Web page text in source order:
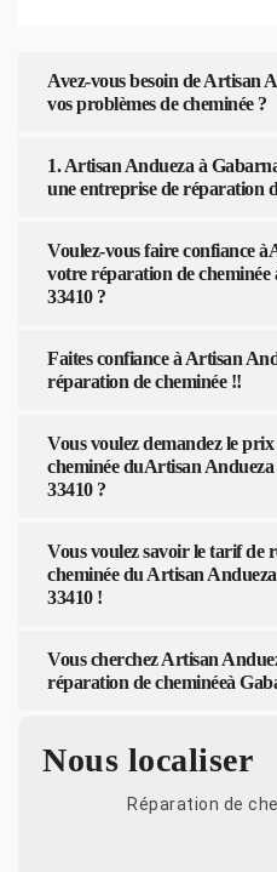
Avez-vous besoin de Artisan
vos problèmes de cheminée ?
1. Artisan Andueza à
une entreprise de réparation
Voulez-vous faire confiance
votre réparation de cheminée
33410 ?
Faites confiance à Artisan
réparation de cheminée !!
Vous voulez demandez le
cheminée duArtisan
33410 ?
Vous voulez savoir le tarif de
cheminée du Artisan
33410 !
Vous cherchez Artisan
réparation de cheminéeà
Nous localiser
Réparation de